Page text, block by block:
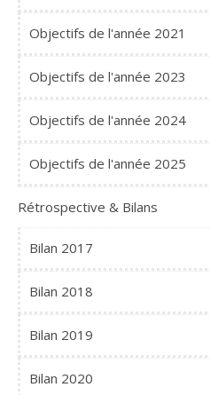
Objectifs de l'année 2021
Objectifs de l'année 2023
Objectifs de l'année 2024
Objectifs de l'année 2025
Rétrospective & Bilans
Bilan 2017
Bilan 2018
Bilan 2019
Bilan 2020